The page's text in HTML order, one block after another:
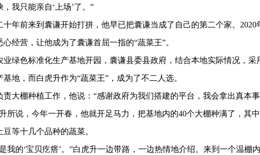
我只能亲自‘上场’了。”
前来到囊谦开始打拼，他早已把囊谦当成了自己的第二个家。2020
经营，让他成为了囊谦首屈一指的“蔬菜王”。
绿色标准化生产基地开园，囊谦县委县政府，结合本地实际情况，采
地，而白虎升作为“蔬菜王”，成为了不二人选。
棚种植工作，他说：“感谢政府为我们搭建的平台，我会拿出真本
所说，今年一开春，他就开足马力，把基地内的40个大棚种满了，其
等十几个品种的蔬菜。
的‘宝贝疙瘩’。”白虎升一边带路，一边热情地介绍。来到一个温棚